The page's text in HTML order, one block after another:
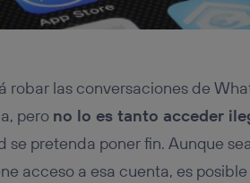
robar las conversaciones de
pero no lo es tanto acceder
se pretenda poner fin. Aunque
acceso a esa cuenta, es